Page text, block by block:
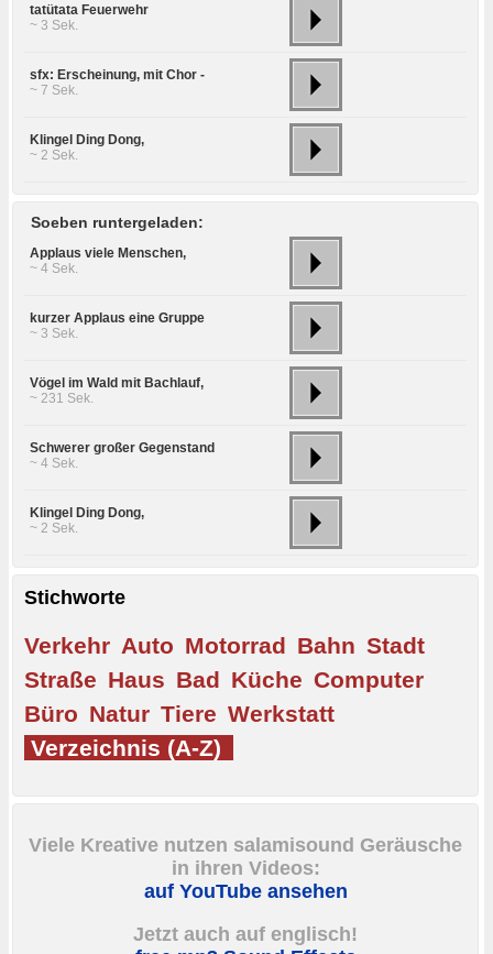
tatütata Feuerwehr
~ 3 Sek.
sfx: Erscheinung, mit Chor -
~ 7 Sek.
Klingel Ding Dong,
~ 2 Sek.
Soeben runtergeladen:
Applaus viele Menschen,
~ 4 Sek.
kurzer Applaus eine Gruppe
~ 3 Sek.
Vögel im Wald mit Bachlauf,
~ 231 Sek.
Schwerer großer Gegenstand
~ 4 Sek.
Klingel Ding Dong,
~ 2 Sek.
Stichworte
Verkehr Auto Motorrad Bahn Stadt
Straße Haus Bad Küche Computer
Büro Natur Tiere Werkstatt
Verzeichnis (A-Z)
Viele Kreative nutzen salamisound Geräusche
in ihren Videos:
auf YouTube ansehen
Jetzt auch auf englisch!